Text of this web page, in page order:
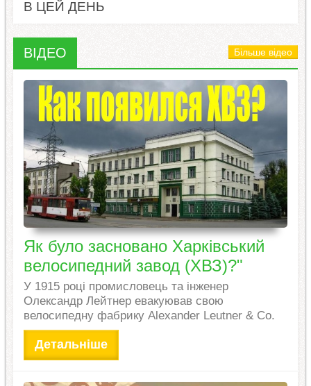
В ЦЕЙ ДЕНЬ
ВІДЕО Більше відео
Як було засновано Харківський
велосипедний завод (ХВЗ)?"
У 1915 році промисловець та інженер
Олександр Лейтнер евакуював свою
велосипедну фабрику Alexander Leutner & Co.
Детальніше